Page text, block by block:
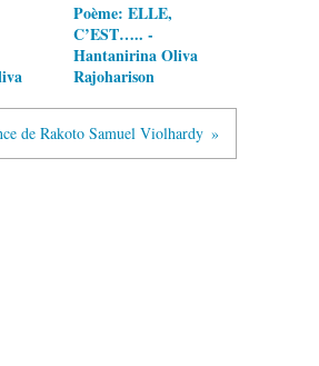
Poème: ELLE,
C’EST….. -
Hantanirina Oliva
Rajoharison
de Rakoto Samuel Violhardy